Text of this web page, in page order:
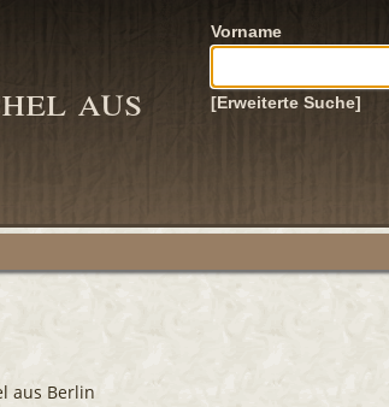
aus
Vorname
[Erweiterte Suche]
aus Berlin